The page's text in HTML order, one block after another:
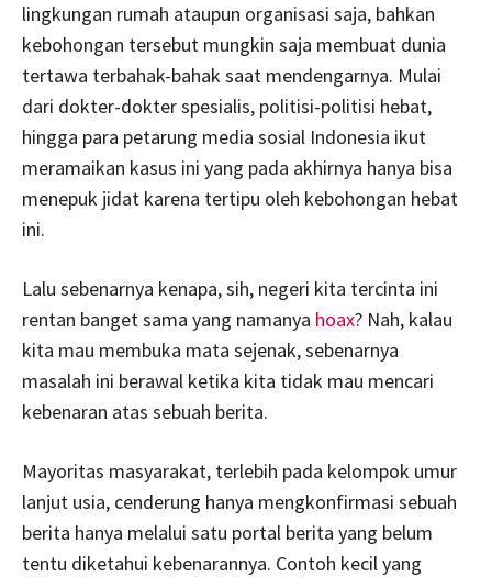
lingkungan rumah ataupun organisasi saja, bahkan
kebohongan tersebut mungkin saja membuat dunia
tertawa terbahak-bahak saat mendengarnya. Mulai
dari dokter-dokter spesialis, politisi-politisi hebat,
hingga para petarung media sosial Indonesia ikut
meramaikan kasus ini yang pada akhirnya hanya bisa
menepuk jidat karena tertipu oleh kebohongan hebat
ini.
Lalu sebenarnya kenapa, sih, negeri kita tercinta ini
rentan banget sama yang namanya hoax? Nah, kalau
kita mau membuka mata sejenak, sebenarnya
masalah ini berawal ketika kita tidak mau mencari
kebenaran atas sebuah berita.
Mayoritas masyarakat, terlebih pada kelompok umur
lanjut usia, cenderung hanya mengkonfirmasi sebuah
berita hanya melalui satu portal berita yang belum
tentu diketahui kebenarannya. Contoh kecil yang